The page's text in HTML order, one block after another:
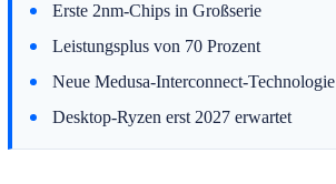
Erste 2nm-Chips in Großserie
Leistungsplus von 70 Prozent
Neue Medusa-Interconnect-Technologie
Desktop-Ryzen erst 2027 erwartet